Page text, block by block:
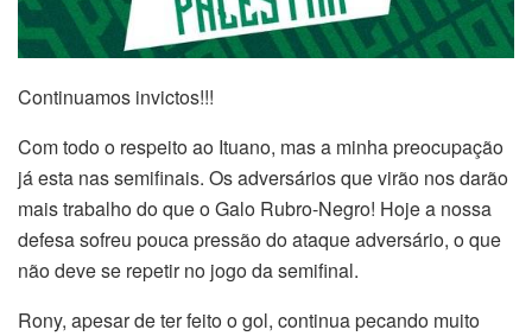
Continuamos invictos!!!
Com todo o respeito ao Ituano, mas a minha preocupação
já esta nas semifinais. Os adversários que virão nos darão
mais trabalho do que o Galo Rubro-Negro! Hoje a nossa
defesa sofreu pouca pressão do ataque adversário, o que
não deve se repetir no jogo da semifinal.
Rony, apesar de ter feito o gol, continua pecando muito